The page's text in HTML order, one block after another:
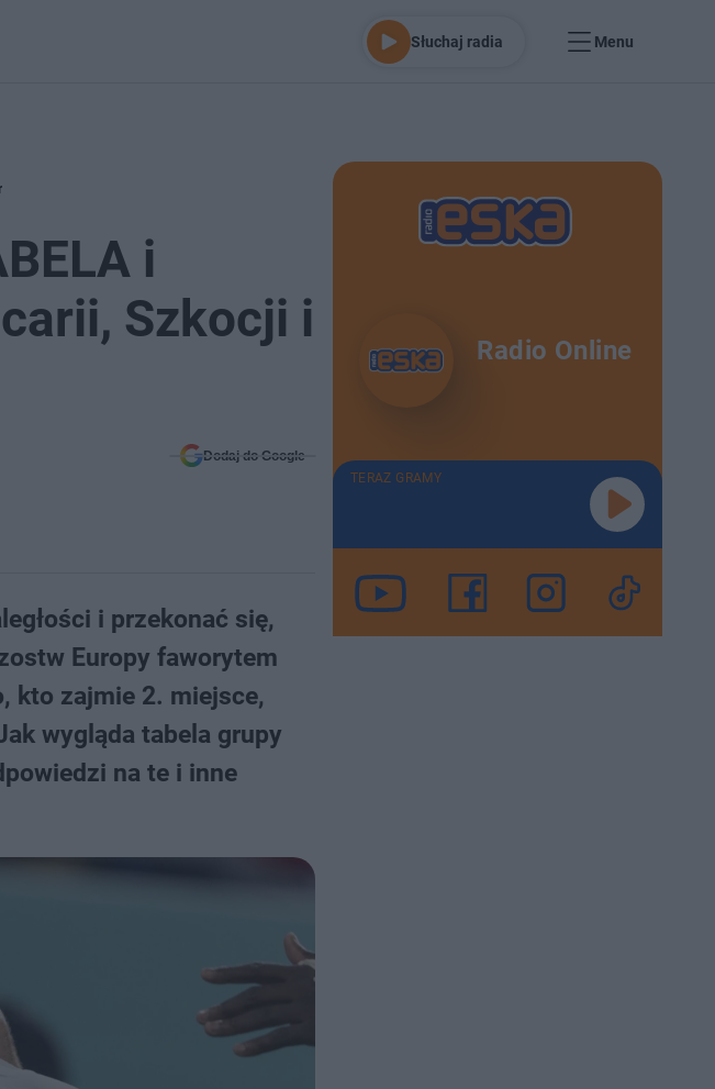
Słuchaj radia Menu
i
Szkocji i
Dodaj do Google
i przekonać się,
Europy faworytem
kto zajmie 2. miejsce,
wygląda tabela grupy
na te i inne
Radio Online
TERAZ GRAMY